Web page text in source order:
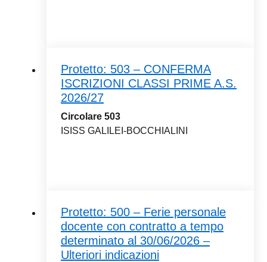
Protetto: 503 – CONFERMA
ISCRIZIONI CLASSI PRIME A.S.
2026/27
Circolare 503
ISISS GALILEI-BOCCHIALINI
Protetto: 500 – Ferie personale
docente con contratto a tempo
determinato al 30/06/2026 –
Ulteriori indicazioni